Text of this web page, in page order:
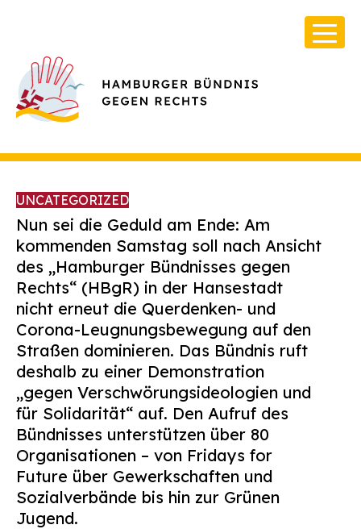
Über Uns
Infos & Broschüren
Archiv
Kontakt
Suchen
nach:
UNCATEGORIZED
Nun sei die Geduld am Ende: Am
kommenden Samstag soll nach Ansicht
des „Hamburger Bündnisses gegen
Rechts“ (HBgR) in der Hansestadt
nicht erneut die Querdenken- und
Corona-Leugnungsbewegung auf den
Straßen dominieren. Das Bündnis ruft
deshalb zu einer Demonstration
„gegen Verschwörungsideologien und
für Solidarität“ auf. Den Aufruf des
Bündnisses unterstützen über 80
Organisationen – von Fridays for
Future über Gewerkschaften und
Sozialverbände bis hin zur Grünen
Jugend.